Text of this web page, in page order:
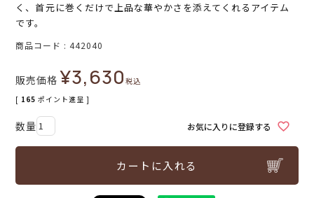
く、首元に巻くだけで上品な華やかさを添えてくれるアイテム
です。
商品コード 442040
販売価格 ¥3,630税込
[ 165 ポイント進呈 ]
お気に入りに登録する
カートに入れる